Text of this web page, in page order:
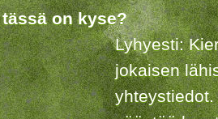
on kyse?
Lyhyesti:
jokaisen